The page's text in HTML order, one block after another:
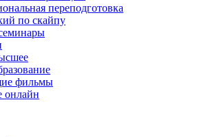
переподготовка
по скайпу
фильмы
онлайн